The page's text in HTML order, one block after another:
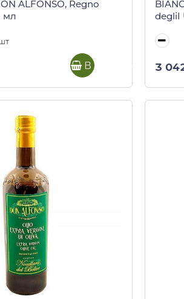
ALFONSO, Regno
мл
В корзину
degliI
3